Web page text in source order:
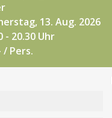
13. Aug. 2026
- 20.30 Uhr
/ Pers.